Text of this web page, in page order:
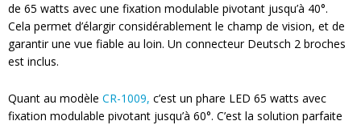
de 65 watts avec une fixation modulable pivotant jusqu’à 40°.
Cela permet d’élargir considérablement le champ de vision, et de
garantir une vue fiable au loin. Un connecteur Deutsch 2 broches
est inclus.
Quant au modèle CR-1009, c’est un phare LED 65 watts avec
fixation modulable pivotant jusqu’à 60°. C’est la solution parfaite